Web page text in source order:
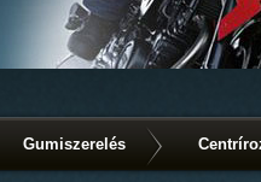
Gumiszerelés